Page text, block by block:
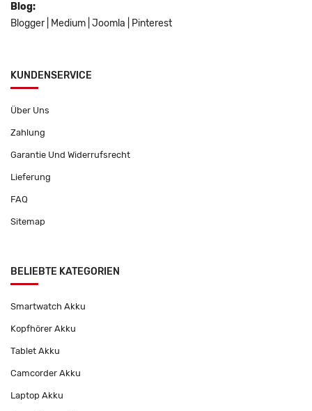
Blog:
Blogger
Medium Joomla Pinterest
KUNDENSERVICE
Über Uns
Zahlung
Garantie Und Widerrufsrecht
Lieferung
FAQ
Sitemap
BELIEBTE KATEGORIEN
Smartwatch Akku
Kopfhörer Akku
Tablet Akku
Camcorder Akku
Laptop Akku